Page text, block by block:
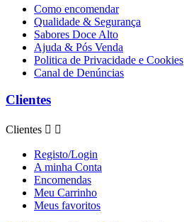
Como encomendar
Qualidade & Segurança
Sabores Doce Alto
Ajuda & Pós Venda
Politica de Privacidade e Cookies
Canal de Denúncias
Clientes
Clientes  
Registo/Login
A minha Conta
Encomendas
Meu Carrinho
Meus favoritos